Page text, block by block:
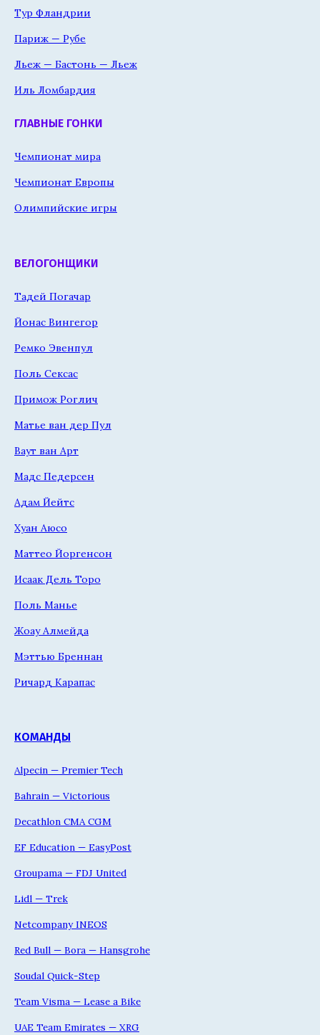
Тур Фландрии
Париж — Рубе
Льеж — Бастонь — Льеж
Иль Ломбардия
ГЛАВНЫЕ ГОНКИ
Чемпионат мира
Чемпионат Европы
Олимпийские игры
ВЕЛОГОНЩИКИ
Тадей Погачар
Йонас Вингегор
Ремко Эвенпул
Поль Сексас
Примож Роглич
Матье ван дер Пул
Ваут ван Арт
Мадс Педерсен
Адам Йейтс
Хуан Аюсо
Маттео Йоргенсон
Исаак Дель Торо
Поль Манье
Жоау Алмейда
Мэттью Бреннан
Ричард Карапас
КОМАНДЫ
Alpecin — Premier Tech
Bahrain — Victorious
Decathlon CMA CGM
EF Education — EasyPost
Groupama — FDJ United
Lidl — Trek
Netcompany INEOS
Red Bull — Bora — Hansgrohe
Soudal Quick-Step
Team Visma — Lease a Bike
UAE Team Emirates — XRG